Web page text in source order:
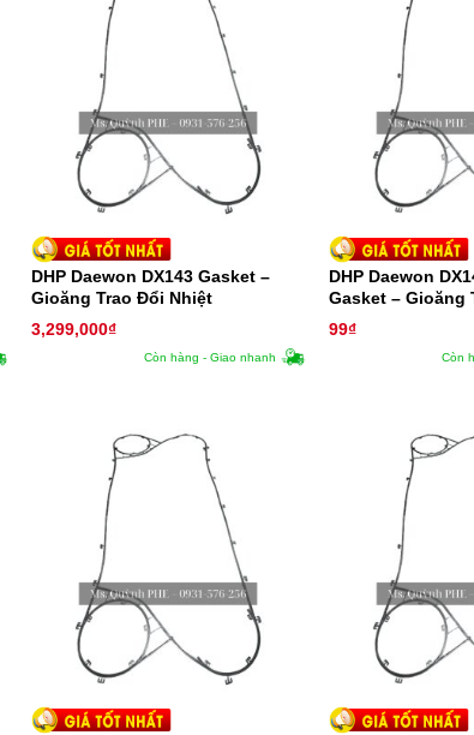
DHP Daewon DX143 Gasket –
Gioăng Trao Đổi Nhiệt
3,299,000₫
Còn hàng - Giao nhanh
DHP Daewon
Gasket – Gioăng
99₫
Còn